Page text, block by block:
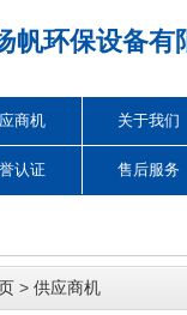
帆环保设备有
商机 关于我们
认证 售后服务
> 供应商机